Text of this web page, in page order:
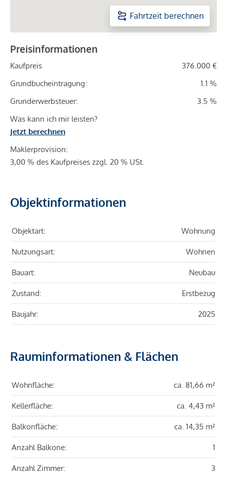
Fahrtzeit berechnen
Preisinformationen
Kaufpreis
376.000 €
Grundbucheintragung:
1.1 %
Grunderwerbsteuer:
3.5 %
Was kann ich mir leisten?
Jetzt berechnen
Maklerprovision:
3,00 % des Kaufpreises zzgl. 20 % USt.
Objektinformationen
Objektart: Wohnung
Nutzungsart: Wohnen
Bauart: Neubau
Zustand: Erstbezug
Baujahr: 2025
Rauminformationen & Flächen
Wohnfläche: ca. 81,66 m²
Kellerfläche: ca. 4,43 m²
Balkonfläche: ca. 14,35 m²
Anzahl Balkone: 1
Anzahl Zimmer: 3